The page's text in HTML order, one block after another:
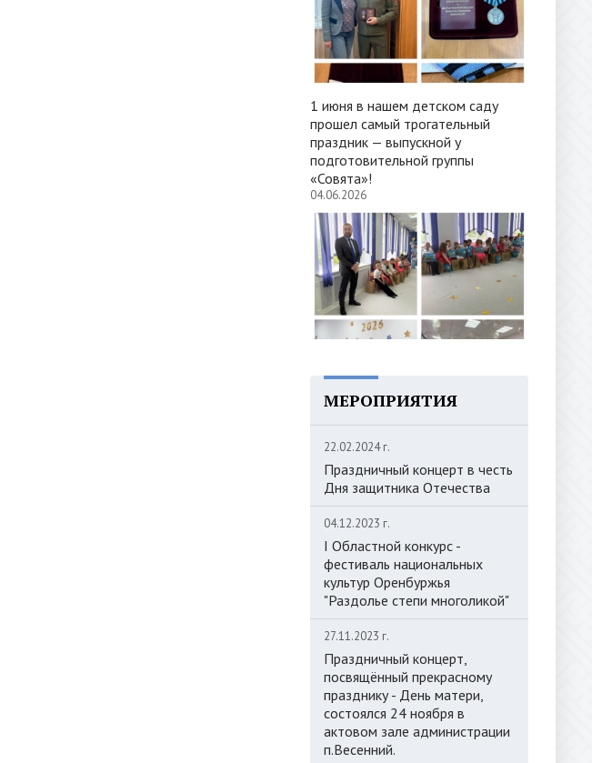
1 июня в нашем детском саду
прошел самый трогательный
праздник — выпускной у
подготовительной группы
«Совята»!
04.06.2026
МЕРОПРИЯТИЯ
22.02.2024 г.
Праздничный концерт в честь
Дня защитника Отечества
04.12.2023 г.
I Областной конкурс -
фестиваль национальных
культур Оренбуржья
"Раздолье степи многоликой"
27.11.2023 г.
Праздничный концерт,
посвящённый прекрасному
празднику - День матери,
состоялся 24 ноября в
актовом зале администрации
п.Весенний.